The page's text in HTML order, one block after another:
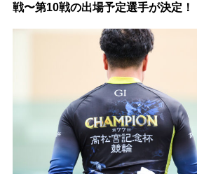
戦〜第10戦の出場予定選手が決定！